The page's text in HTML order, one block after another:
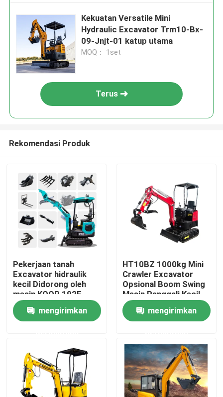
Rumah
Produk
Tentang kita
Kekuatan Versatile Mini
Hydraulic Excavator Trm10-Bx-
09-Jnjt-01 katup utama
MOQ： 1set
Terus
Rekomendasi Produk
Pekerjaan tanah
Excavator hidraulik
kecil Didorong oleh
mesin KOOP 192F
mengirimkan
HT10BZ 1000kg Mini
Crawler Excavator
Opsional Boom Swing
Mesin Penggali Kecil
mengirimkan